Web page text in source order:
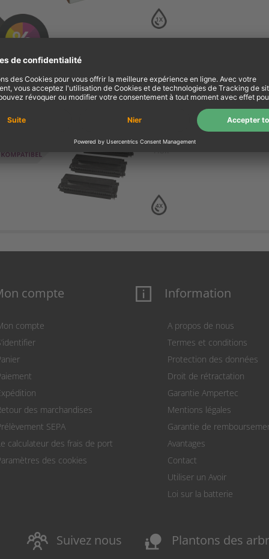
1X
env. 31% d’économie? Achetez
4X
4 Kompatible Toner
Canon E30 Multipack
compte
compte
des marchandises
SEPA
calculateur des frais de port
des cookies
Information
A propos de nous
Termes et conditions
Protection des données
Droit de rétractation
Garantie Ampertec
Mentions légales
Garantie de
Avantages
Contact
Utiliser un Avoir
Loi sur la batterie
Suivez nous nature_people Plantons des